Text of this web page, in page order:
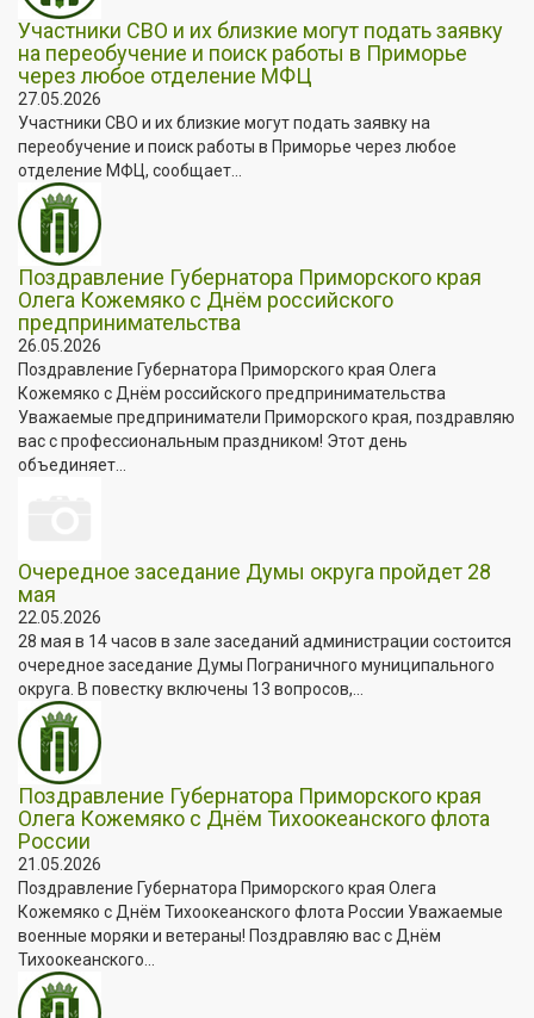
Участники СВО и их близкие могут подать заявку
на переобучение и поиск работы в Приморье
через любое отделение МФЦ
27.05.2026
Участники СВО и их близкие могут подать заявку на
переобучение и поиск работы в Приморье через любое
отделение МФЦ, сообщает...
Поздравление Губернатора Приморского края
Олега Кожемяко с Днём российского
предпринимательства
26.05.2026
Поздравление Губернатора Приморского края Олега
Кожемяко с Днём российского предпринимательства
Уважаемые предприниматели Приморского края, поздравляю
вас с профессиональным праздником! Этот день
объединяет...
Очередное заседание Думы округа пройдет 28
мая
22.05.2026
28 мая в 14 часов в зале заседаний администрации состоится
очередное заседание Думы Пограничного муниципального
округа. В повестку включены 13 вопросов,...
Поздравление Губернатора Приморского края
Олега Кожемяко с Днём Тихоокеанского флота
России
21.05.2026
Поздравление Губернатора Приморского края Олега
Кожемяко с Днём Тихоокеанского флота России Уважаемые
военные моряки и ветераны! Поздравляю вас с Днём
Тихоокеанского...